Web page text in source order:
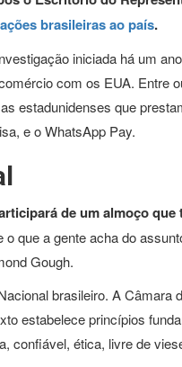
brasileiras ao país.
iniciada há um
com os EUA. Entre
estadunidenses que
e o WhatsApp Pay.
de um almoço
que a gente acha do
Gough.
brasileiro. A
estabelece princípios
confiável, ética, livre de